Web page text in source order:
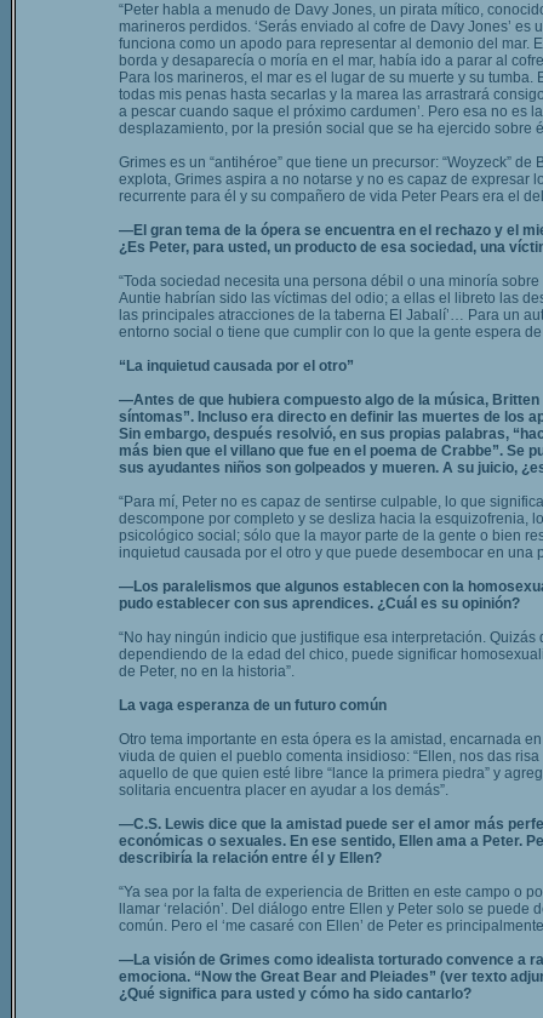
“Peter habla a menudo de Davy Jones, un pirata mítico,
marineros perdidos. ‘Serás enviado al cofre de Davy Jones’
funciona como un apodo para representar al demonio del mar.
borda y desaparecía o moría en el mar, había ido a parar al
Para los marineros, el mar es el lugar de su muerte y su
todas mis penas hasta secarlas y la marea las arrastrará
a pescar cuando saque el próximo cardumen’. Pero esa no es
desplazamiento, por la presión social que se ha ejercido sobre
Grimes es un “antihéroe” que tiene un precursor: “Woyzeck”
explota, Grimes aspira a no notarse y no es capaz de expresar
recurrente para él y su compañero de vida Peter Pears era el
—El gran tema de la ópera se encuentra en el rechazo y el
¿Es Peter, para usted, un producto de esa sociedad, una
“Toda sociedad necesita una persona débil o una minoría
Auntie habrían sido las víctimas del odio; a ellas el libreto las
las principales atracciones de la taberna El Jabalí’… Para un
entorno social o tiene que cumplir con lo que la gente espera de
“La inquietud causada por el otro”
—Antes de que hubiera compuesto algo de la música,
síntomas”. Incluso era directo en definir las muertes de los
Sin embargo, después resolvió, en sus propias palabras,
más bien que el villano que fue en el poema de Crabbe”. Se
sus ayudantes niños son golpeados y mueren. A su juicio,
“Para mí, Peter no es capaz de sentirse culpable, lo que
descompone por completo y se desliza hacia la esquizofrenia,
psicológico social; sólo que la mayor parte de la gente o bien
inquietud causada por el otro y que puede desembocar en una
—Los paralelismos que algunos establecen con la
pudo establecer con sus aprendices. ¿Cuál es su opinión?
“No hay ningún indicio que justifique esa interpretación.
dependiendo de la edad del chico, puede significar
de Peter, no en la historia”.
La vaga esperanza de un futuro común
Otro tema importante en esta ópera es la amistad, encarnada
viuda de quien el pueblo comenta insidioso: “Ellen, nos das
aquello de que quien esté libre “lance la primera piedra” y
solitaria encuentra placer en ayudar a los demás”.
—C.S. Lewis dice que la amistad puede ser el amor más
económicas o sexuales. En ese sentido, Ellen ama a Peter.
describiría la relación entre él y Ellen?
“Ya sea por la falta de experiencia de Britten en este campo o
llamar ‘relación’. Del diálogo entre Ellen y Peter solo se
común. Pero el ‘me casaré con Ellen’ de Peter es
—La visión de Grimes como idealista torturado convence a
emociona. “Now the Great Bear and Pleiades” (ver texto
¿Qué significa para usted y cómo ha sido cantarlo?